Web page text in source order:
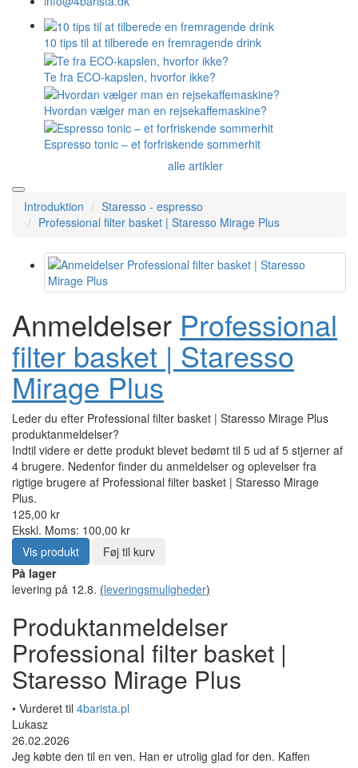
10 tips til at tilberede en fremragende drink
Te fra ECO-kapslen, hvorfor ikke?
Hvordan vælger man en rejsekaffemaskine?
Espresso tonic – et forfriskende sommerhit
alle artikler
Introduktion
Staresso - espresso
Professional filter basket | Staresso Mirage Plus
Anmeldelser Professional
filter basket | Staresso
Mirage Plus
Leder du efter Professional filter basket | Staresso Mirage Plus
produktanmeldelser?
Indtil videre er dette produkt blevet bedømt til 5 ud af 5 stjerner af
4 brugere. Nedenfor finder du anmeldelser og oplevelser fra
rigtige brugere af Professional filter basket | Staresso Mirage
Plus.
125,00 kr
Ekskl. Moms: 100,00 kr
Vis produkt
Føj til kurv
På lager
levering på 12.8. (leveringsmuligheder)
Produktanmeldelser
Professional filter basket |
Staresso Mirage Plus
• Vurderet til 4barista.pl
Lukasz
26.02.2026
Jeg købte den til en ven. Han er utrolig glad for den. Kaffen